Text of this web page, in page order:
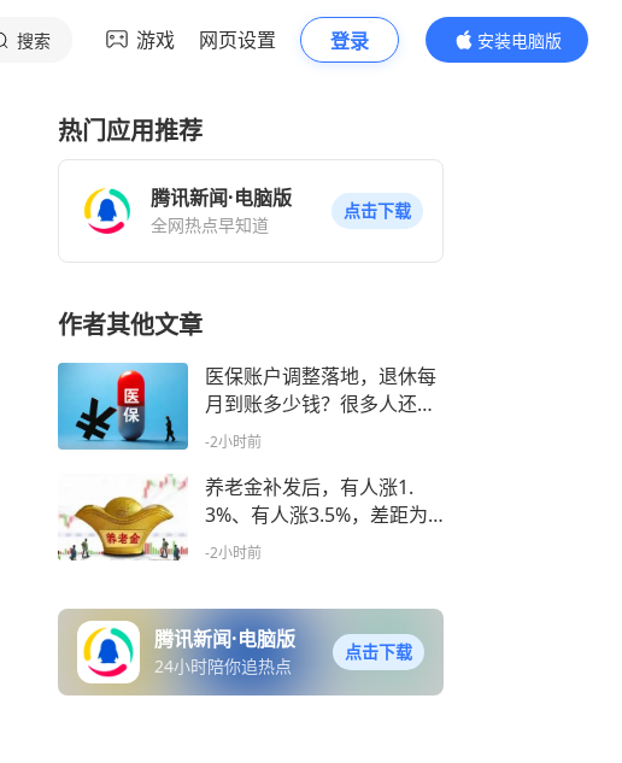
搜索 游戏 网页设置 登录
安装电脑版
内容更精彩
热门应用推荐
腾讯新闻·电脑版
全网热点早知道
点击下载
作者其他文章
医保账户调整落地，退休每
月到账多少钱？很多人还没
搞懂
-2小时前
养老金补发后，有人涨1.
3%、有人涨3.5%，差距为
什么这么大？
-2小时前
腾讯新闻·电脑版
24小时陪你追热点
点击下载